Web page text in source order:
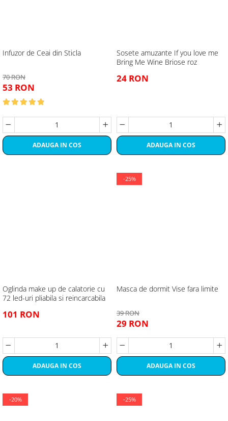
Infuzor de Ceai din Sticla
70 RON
53 RON
ADAUGA IN COS
Sosete amuzante If you love me
Bring Me Wine Briose roz
24 RON
ADAUGA IN COS
Oglinda make up de calatorie cu
72 led-uri pliabila si reincarcabila
101 RON
ADAUGA IN COS
-25%
Masca de dormit Vise fara limite
39 RON
29 RON
ADAUGA IN COS
-20% -25%